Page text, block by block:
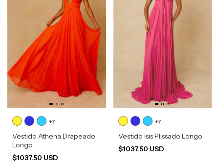
+7
Vestido Athena Drapeado
Longo
$1037.50 USD
+7
Vestido Isis Plissado Longo
$1037.50 USD